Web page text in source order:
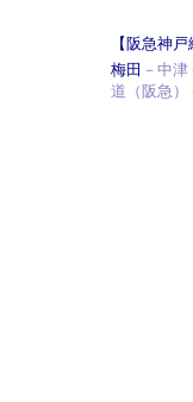
【阪急神戸
梅田 － 中津
道（阪急）